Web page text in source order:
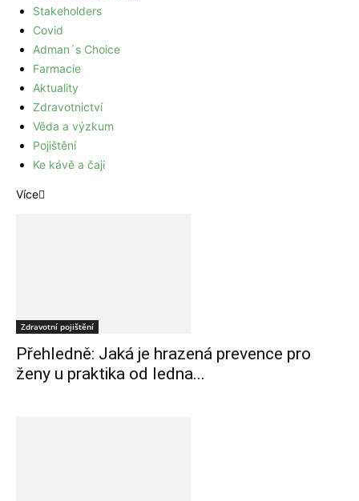
Stakeholders
Covid
Adman´s Choice
Farmacie
Aktuality
Zdravotnictví
Věda a výzkum
Pojištění
Ke kávě a čaji
Více
Zdravotní pojištění
Přehledně: Jaká je hrazená prevence pro
ženy u praktika od ledna...